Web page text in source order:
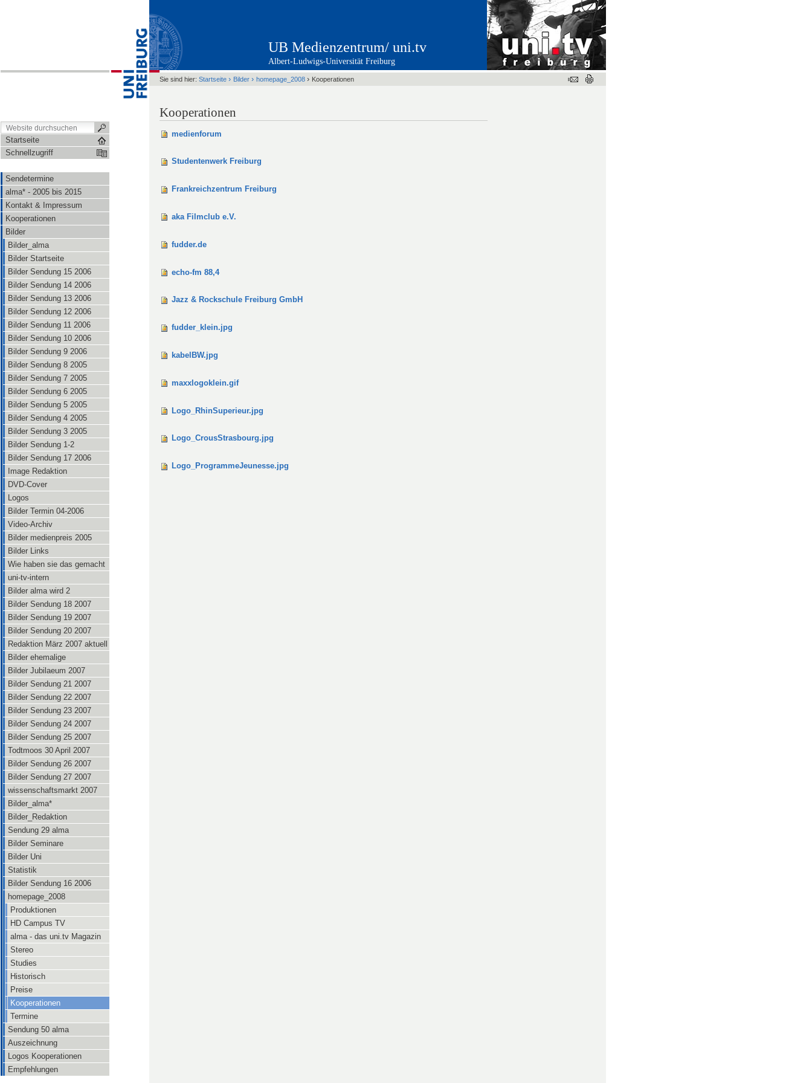
Startseite
Schnellzugriff
Sendetermine
alma* - 2005 bis 2015
Kontakt & Impressum
Kooperationen
Bilder
Bilder_alma
Bilder Startseite
Bilder Sendung 15 2006
Bilder Sendung 14 2006
Bilder Sendung 13 2006
Bilder Sendung 12 2006
Bilder Sendung 11 2006
Bilder Sendung 10 2006
Bilder Sendung 9 2006
Bilder Sendung 8 2005
Bilder Sendung 7 2005
Bilder Sendung 6 2005
Bilder Sendung 5 2005
Bilder Sendung 4 2005
Bilder Sendung 3 2005
Bilder Sendung 1-2
Bilder Sendung 17 2006
Image Redaktion
DVD-Cover
Logos
Bilder Termin 04-2006
Video-Archiv
Bilder medienpreis 2005
Bilder Links
Wie haben sie das gemacht
uni-tv-intern
Bilder alma wird 2
Bilder Sendung 18 2007
Bilder Sendung 19 2007
Bilder Sendung 20 2007
Redaktion März 2007 aktuell
Bilder ehemalige
Bilder Jubilaeum 2007
Bilder Sendung 21 2007
Bilder Sendung 22 2007
Bilder Sendung 23 2007
Bilder Sendung 24 2007
Bilder Sendung 25 2007
Todtmoos 30 April 2007
Bilder Sendung 26 2007
Bilder Sendung 27 2007
wissenschaftsmarkt 2007
Bilder_alma*
Bilder_Redaktion
Sendung 29 alma
Bilder Seminare
Bilder Uni
Statistik
Bilder Sendung 16 2006
homepage_2008
Produktionen
HD Campus TV
alma - das uni.tv Magazin
Stereo
Studies
Historisch
Preise
Kooperationen
Termine
Sendung 50 alma
Auszeichnung
Logos Kooperationen
Empfehlungen
UB Medienzentrum/ uni.tv
Albert-Ludwigs-Universität Freiburg
Sie sind hier: Startseite › Bilder › homepage_2008 › Kooperationen
Kooperationen
medienforum
Studentenwerk Freiburg
Frankreichzentrum Freiburg
aka Filmclub e.V.
fudder.de
echo-fm 88,4
Jazz & Rockschule Freiburg GmbH
fudder_klein.jpg
kabelBW.jpg
maxxlogoklein.gif
Logo_RhinSuperieur.jpg
Logo_CrousStrasbourg.jpg
Logo_ProgrammeJeunesse.jpg